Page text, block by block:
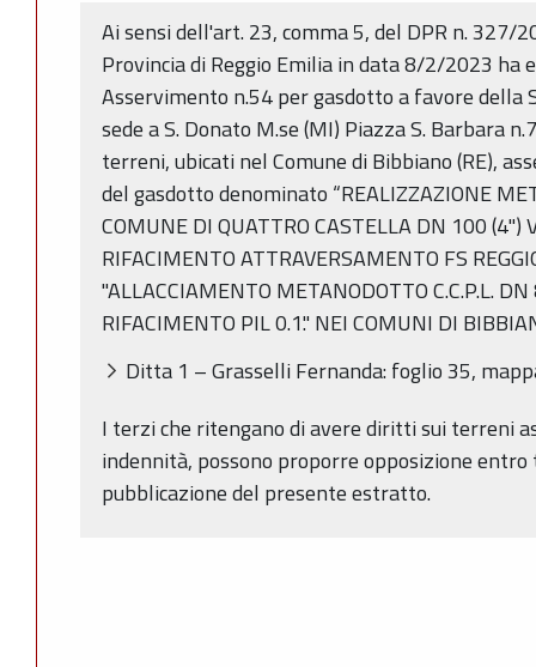
Ai sensi dell'art. 23, comma 5, del DPR n. 327/
Provincia di Reggio Emilia in data 8/2/2023 ha
Asservimento n.54 per gasdotto a favore della
sede a S. Donato M.se (MI) Piazza S. Barbara
terreni, ubicati nel Comune di Bibbiano (RE),
del gasdotto denominato “REALIZZAZIONE
COMUNE DI QUATTRO CASTELLA DN 100 (4")
RIFACIMENTO ATTRAVERSAMENTO FS
"ALLACCIAMENTO METANODOTTO C.C.P.L.
RIFACIMENTO PIL 0.1." NEI COMUNI DI
Ditta 1 – Grasselli Fernanda: foglio 35,
I terzi che ritengano di avere diritti sui terreni
indennità, possono proporre opposizione
pubblicazione del presente estratto.